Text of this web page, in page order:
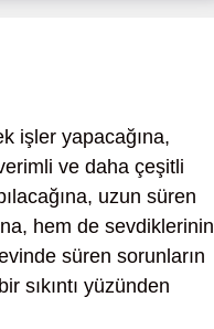
işler yapacağına,
ve daha çeşitli
uzun süren
hem de sevdiklerinin
süren sorunların
sıkıntı yüzünden